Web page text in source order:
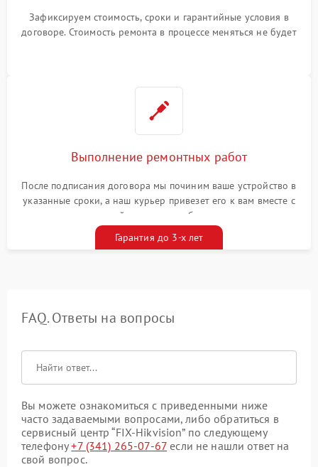
Зафиксируем стоимость, сроки и гарантийные условия в
договоре. Стоимость ремонта в процессе меняться не будет
Выполнение ремонтных работ
После подписания договора мы починим ваше устройство в
указанные сроки, а наш курьер привезет его к вам вместе с
гарантийным талоном бесплатно
Гарантия до 3-х лет
FAQ. Ответы на вопросы
Вы можете ознакомиться с приведенными ниже
часто задаваемыми вопросами, либо обратиться в
сервисный центр “FIX-Hikvision” по следующему
телефону+7 (341) 265-07-67 если не нашли ответ на
свой вопрос.